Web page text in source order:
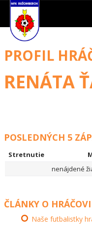
PROFIL
RENÁTA
POSLEDNÝCH 5
Stretnutie
nenájdené
ČLÁNKY O HRÁČOVI
Naše futbalistky